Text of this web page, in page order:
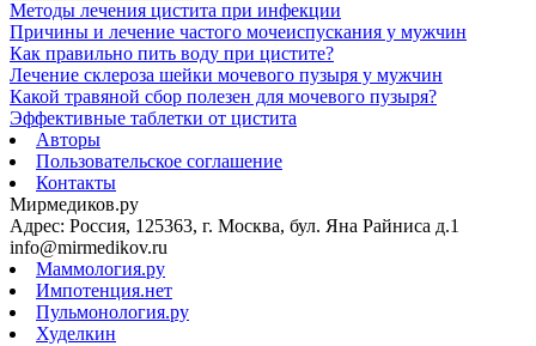
Методы лечения цистита при инфекции
Причины и лечение частого мочеиспускания у мужчин
Как правильно пить воду при цистите?
Лечение склероза шейки мочевого пузыря у мужчин
Какой травяной сбор полезен для мочевого пузыря?
Эффективные таблетки от цистита
Авторы
Пользовательское соглашение
Контакты
Мирмедиков.ру
Адрес: Россия, 125363, г. Москва, бул. Яна Райниса д.1
info@mirmedikov.ru
Маммология.ру
Импотенция.нет
Пульмонология.ру
Худелкин